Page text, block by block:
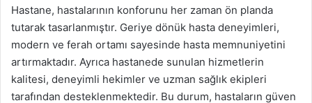
Hastane, hastalarının konforunu her zaman ön planda
tutarak tasarlanmıştır. Geriye dönük hasta deneyimleri,
modern ve ferah ortamı sayesinde hasta memnuniyetini
artırmaktadır. Ayrıca hastanede sunulan hizmetlerin
kalitesi, deneyimli hekimler ve uzman sağlık ekipleri
tarafından desteklenmektedir. Bu durum, hastaların güven